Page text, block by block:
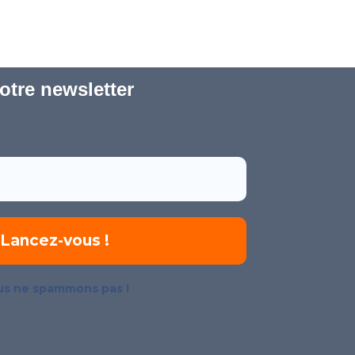
newsletter
ne spammons pas !